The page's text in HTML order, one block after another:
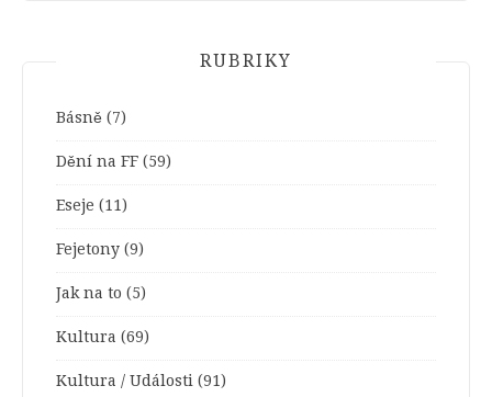
RUBRIKY
Básně (7)
Dění na FF (59)
Eseje (11)
Fejetony (9)
Jak na to (5)
Kultura (69)
Kultura / Události (91)